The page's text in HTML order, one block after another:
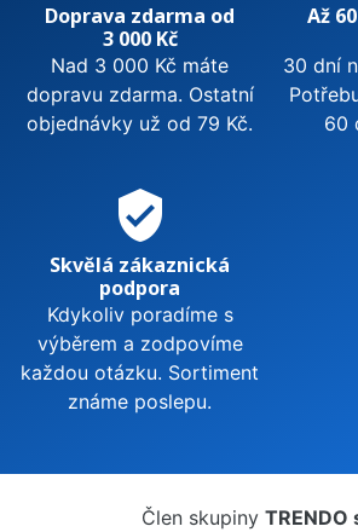
Doprava zdarma od
3 000 Kč
Nad 3 000 Kč máte
dopravu zdarma. Ostatní
objednávky už od 79 Kč.
Až
30 dní
60
verified_user
Skvělá zákaznická
podpora
Kdykoliv poradíme s
výběrem a zodpovíme
každou otázku. Sortiment
známe poslepu.
Člen skupiny TRENDO